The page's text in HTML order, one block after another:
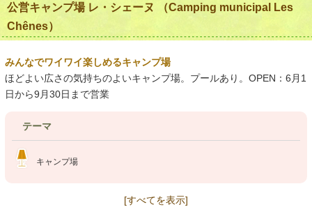
公営キャンプ場 レ・シェーヌ （Camping municipal Les
Chênes）
みんなでワイワイ楽しめるキャンプ場
ほどよい広さの気持ちのよいキャンプ場。プールあり。OPEN：6月1
日から9月30日まで営業
テーマ
キャンプ場
[すべてを表示]